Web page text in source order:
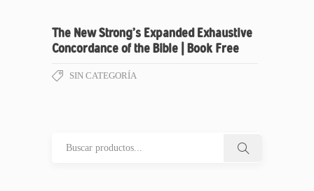
The New Strong’s Expanded Exhaustive
Concordance of the Bible | Book Free
SIN CATEGORÍA